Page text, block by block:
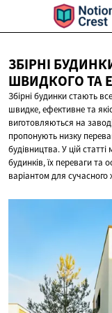
ЗБІРНІ
ШВИДКОГО ТА
Збірні будинки стають
швидке, ефективне та
виготовляються на
пропонують низку
будівництва. У цій
будинків, їх переваги та
варіантом для сучасного